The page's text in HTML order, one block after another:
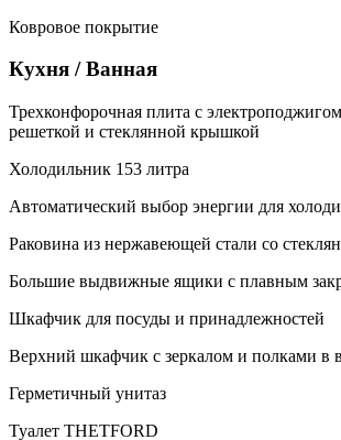
Ковровое покрытие
Кухня / Ванная
Трехконфорочная плита с
решеткой и стеклянной крышкой
Холодильник 153 литра
Автоматический выбор энергии для
Раковина из нержавеющей стали со
Большие выдвижные ящики с плавным
Шкафчик для посуды и принадлежностей
Верхний шкафчик с зеркалом и полками в
Герметичный унитаз
Туалет THETFORD